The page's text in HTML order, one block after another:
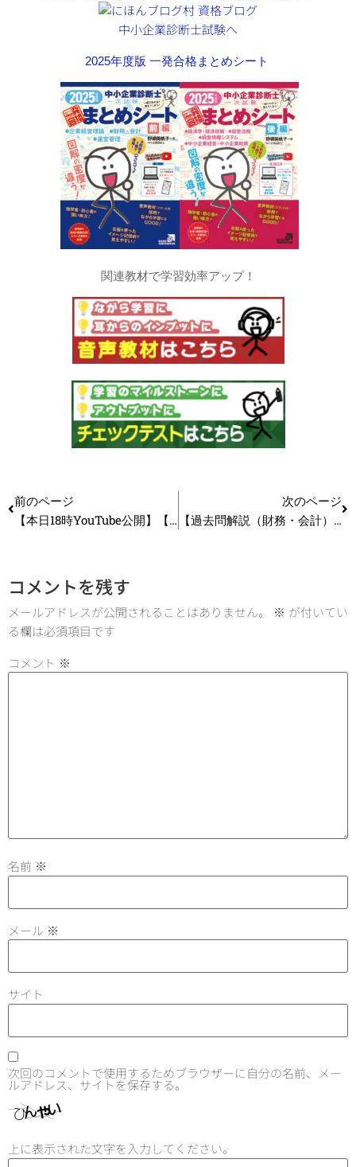
2025年度版 一発合格まとめシート
関連教材で学習効率アップ！
前のページ
【本日18時YouTube公開】【中小企業診断士】2025年に絶対合格したい方向け ライバルに差をつける！２次を見据えた学習のススメ_第322回
次のページ
【過去問解説（財務・会計）】R2 第24問 MM理論
コメントを残す
メールアドレスが公開されることはありません。 ※ が付いてい
る欄は必須項目です
コメント ※
名前 ※
メール ※
サイト
次回のコメントで使用するためブラウザーに自分の名前、メー
ルアドレス、サイトを保存する。
上に表示された文字を入力してください。